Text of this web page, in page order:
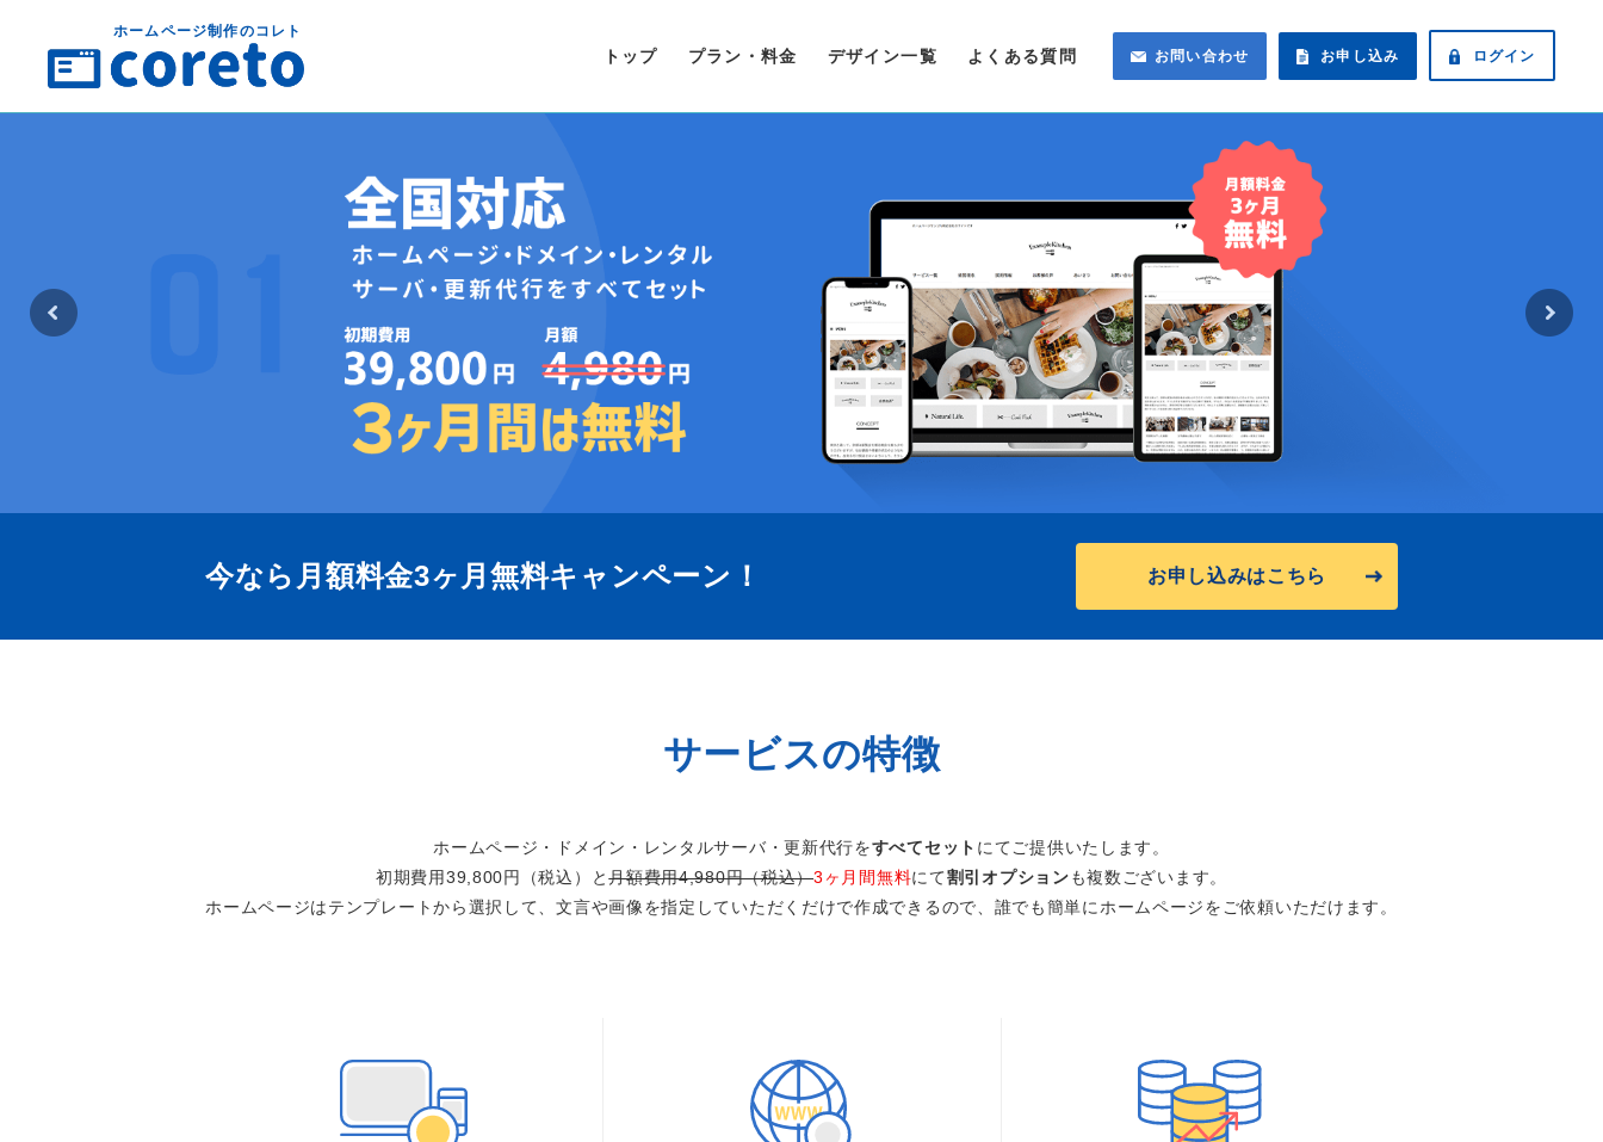
ホームページ制作のコレト
トップ プラン・料金 デザイン一覧 よくある質問 お問い合わせ お申し込み ログイン
今なら月額料金3ヶ月無料キャンペーン！ お申し込みはこちら
サービスの特徴
ホームページ・ドメイン・レンタルサーバ・更新代行をすべてセット にてご提供いたします。
初期費用39,800円（税込）と月額費用4,980円（税込）3ヶ月間無料にて割引オプションも複数ございます。
ホームページはテンプレートから選択して、文言や画像を指定していただくだけで作成できるので、誰でも簡単にホームページをご依頼いただけます。